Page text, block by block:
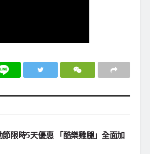
節限時5天優惠 「酷樂雞腿」全面加